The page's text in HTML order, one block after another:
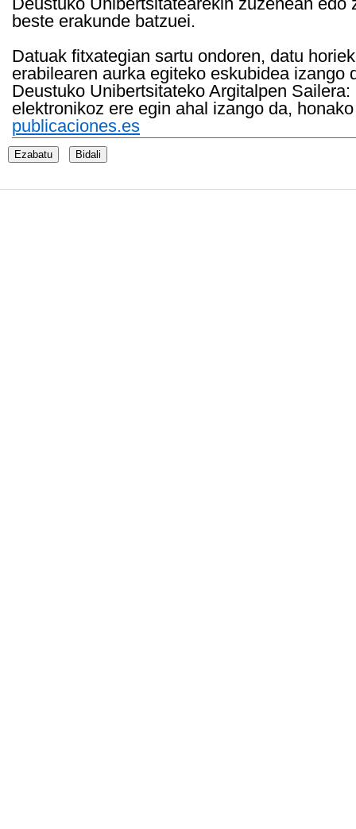
Deustuko Unibertsitatearekin zuzenean
beste erakunde batzuei.
Datuak fitxategian sartu ondoren, datu
erabilearen aurka egiteko eskubidea
Deustuko Unibertsitateko Argitalpen
elektronikoz ere egin ahal izango da,
publicaciones.es
Ezabatu Bidali